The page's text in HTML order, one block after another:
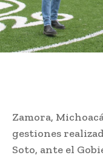
Zamora,
gestiones
Soto, ante el